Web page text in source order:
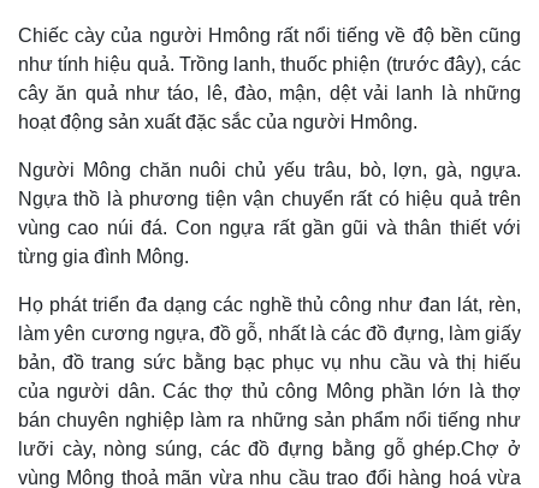
Chiếc cày của người Hmông rất nổi tiếng về độ bền cũng
như tính hiệu quả. Trồng lanh, thuốc phiện (trước đây), các
cây ăn quả như táo, lê, đào, mận, dệt vải lanh là những
hoạt động sản xuất đặc sắc của người Hmông.
Người Mông chăn nuôi chủ yếu trâu, bò, lợn, gà, ngựa.
Ngựa thồ là phương tiện vận chuyển rất có hiệu quả trên
vùng cao núi đá. Con ngựa rất gần gũi và thân thiết với
từng gia đình Mông.
Họ phát triển đa dạng các nghề thủ công như đan lát, rèn,
làm yên cương ngựa, đồ gỗ, nhất là các đồ đựng, làm giấy
bản, đồ trang sức bằng bạc phục vụ nhu cầu và thị hiếu
của người dân. Các thợ thủ công Mông phần lớn là thợ
bán chuyên nghiệp làm ra những sản phẩm nổi tiếng như
lưỡi cày, nòng súng, các đồ đựng bằng gỗ ghép.Chợ ở
vùng Mông thoả mãn vừa nhu cầu trao đổi hàng hoá vừa